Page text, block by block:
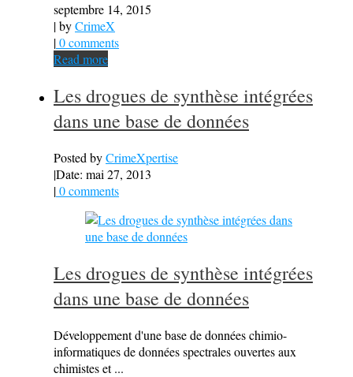
septembre 14, 2015
| byCrimeX
|0 comments
Read more
Les drogues de synthèse intégrées
dans une base de données
Posted byCrimeXpertise
|Date: mai 27, 2013
|0 comments
Les drogues de synthèse intégrées
dans une base de données
Développement d'une base de données chimio-
informatiques de données spectrales ouvertes aux
chimistes et ...